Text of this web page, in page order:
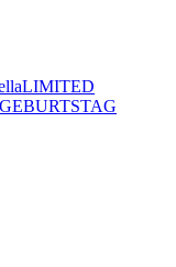
LIMITED